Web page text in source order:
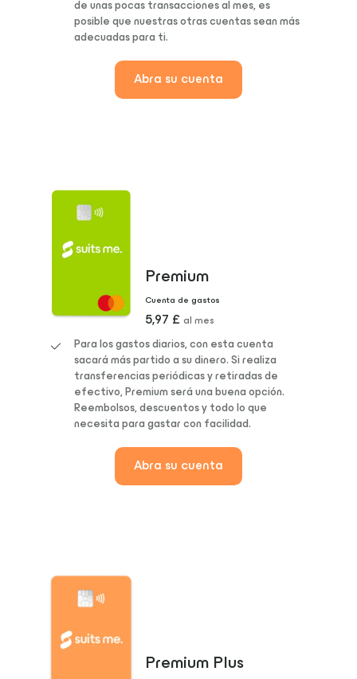
de unas pocas transacciones al mes, es
posible que nuestras otras cuentas sean más
adecuadas para ti.
Abra su cuenta
Premium
Cuenta de gastos
5,97 £ al mes
Para los gastos diarios, con esta cuenta
sacará más partido a su dinero. Si realiza
transferencias periódicas y retiradas de
efectivo, Premium será una buena opción.
Reembolsos, descuentos y todo lo que
necesita para gastar con facilidad.
Abra su cuenta
Premium Plus